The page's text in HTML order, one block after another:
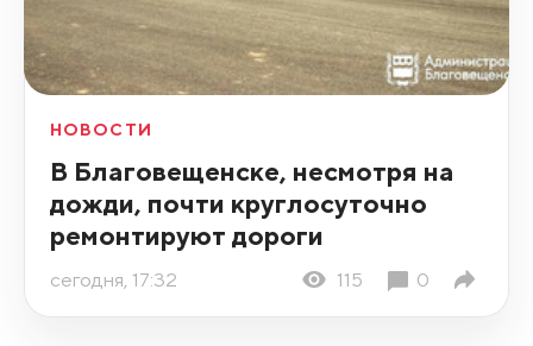
НОВОСТИ
В Благовещенске, несмотря на
дожди, почти круглосуточно
ремонтируют дороги
сегодня, 17:32 115 0